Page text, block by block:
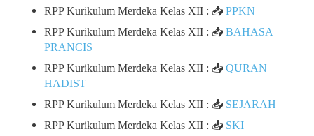
RPP Kurikulum Merdeka Kelas XII : 📥 PPKN
RPP Kurikulum Merdeka Kelas XII : 📥 BAHASA
PRANCIS
RPP Kurikulum Merdeka Kelas XII : 📥 QURAN
HADIST
RPP Kurikulum Merdeka Kelas XII : 📥 SEJARAH
RPP Kurikulum Merdeka Kelas XII : 📥 SKI